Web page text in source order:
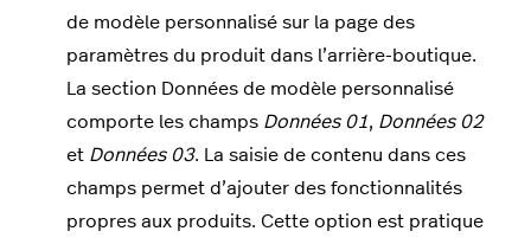
de modèle personnalisé sur la page des
paramètres du produit dans l’arrière-boutique.
La section Données de modèle personnalisé
comporte les champs Données 01, Données 02
et Données 03. La saisie de contenu dans ces
champs permet d’ajouter des fonctionnalités
propres aux produits. Cette option est pratique